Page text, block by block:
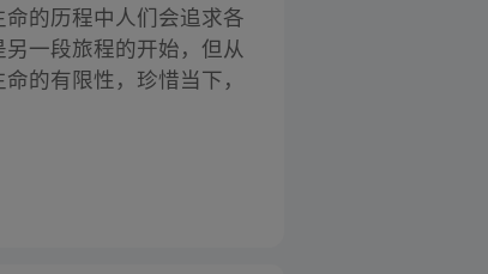
的历程中人们会追求各
一段旅程的开始，但从
的有限性，珍惜当下，